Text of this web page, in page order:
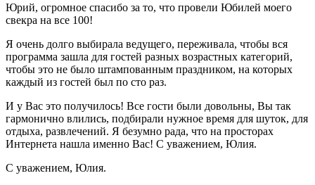
Юрий, огромное спасибо за то, что провели Юбилей моего
свекра на все 100!
Я очень долго выбирала ведущего, переживала, чтобы вся
программа зашла для гостей разных возрастных категорий,
чтобы это не было штампованным праздником, на которых
каждый из гостей был по сто раз.
И у Вас это получилось! Все гости были довольны, Вы так
гармонично влились, подбирали нужное время для шуток, для
отдыха, развлечений. Я безумно рада, что на просторах
Интернета нашла именно Вас! С уважением, Юлия.
С уважением, Юлия.